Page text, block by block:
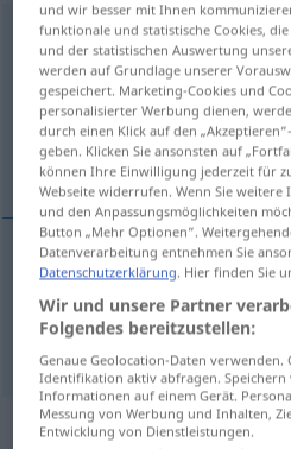
Eroberungf
Übersicht aller
(Für mehr Details die Übersetzung
conquista, tomada
conquistaf Eroberung
tomadaf Eroberung
Synonyme für
und wir besser mit Ihnen
funktionale und statistische Cookies,
und der statistischen Auswertung
werden auf Grundlage unserer
gespeichert. Marketing-Cookies und
personalisierter Werbung dienen,
durch einen Klick auf den
geben. Klicken Sie ansonsten auf
können Ihre Einwilligung jederzeit für
Webseite widerrufen. Wenn Sie
und den Anpassungsmöglichkeiten
Button „Mehr Optionen“.
Datenverarbeitung entnehmen Sie
Datenschutzerklärung. Hier finden Sie
Wir und unsere Partner
Folgendes bereitzustellen:
Genaue Geolocation-Daten verwenden.
Identifikation aktiv abfragen.
Informationen auf einem Gerät.
Messung von Werbung und Inhalten,
Entwicklung von Dienstleistungen.